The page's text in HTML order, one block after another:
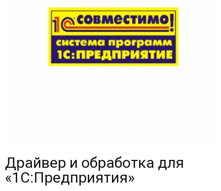
Драйвер и обработка для
«1С:Предприятия»